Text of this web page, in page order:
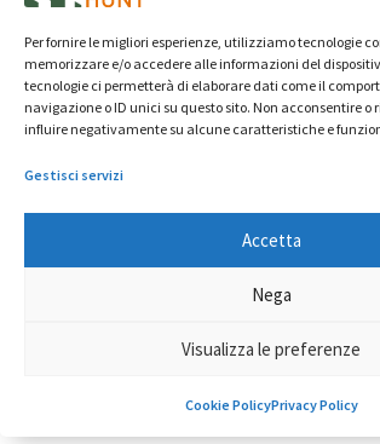
Per fornire le migliori esperienze, utilizziamo tecnologie
memorizzare e/o accedere alle informazioni del
tecnologie ci permetterà di elaborare dati come il
navigazione o ID unici su questo sito. Non acconsentire o
influire negativamente su alcune caratteristiche e
Gestisci servizi
Accetta
Nega
Visualizza le preferenze
Cookie PolicyPrivacy Policy
iVision Communication S.r.l.- P.Iva
331582 Copyright 2026. Tutti i diritti